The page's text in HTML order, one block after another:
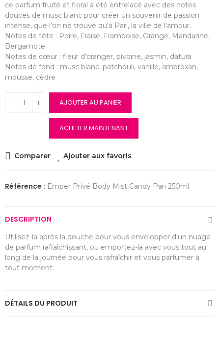
ce parfum fruité et floral a été entrelacé avec des notes
douces de musc blanc pour créer un souvenir de passion
intense, que l'on ne trouve qu'à Pari, la ville de l'amour.
Notes de tête : Poire, Fraise, Framboise, Orange, Mandarine,
Bergamote
Notes de cœur : fleur d’oranger, pivoine, jasmin, datura
Notes de fond : musc blanc, patchouli, vanille, ambroxan,
mousse, cèdre
AJOUTER AU PANIER
ACHETER MAINTENANT
Comparer Ajouter aux favoris
Référence : Emper Privé Body Mist Candy Pari 250ml
DESCRIPTION
Utilisez-la après la douche pour vous envelopper d'un nuage
de parfum rafraîchissant, ou emportez-la avec vous tout au
long de la journée pour vous rafraîchir et vous parfumer à
tout moment.
DÉTAILS DU PRODUIT